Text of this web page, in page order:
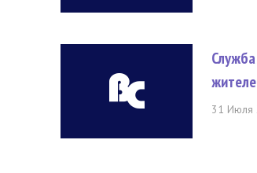
31 Июля